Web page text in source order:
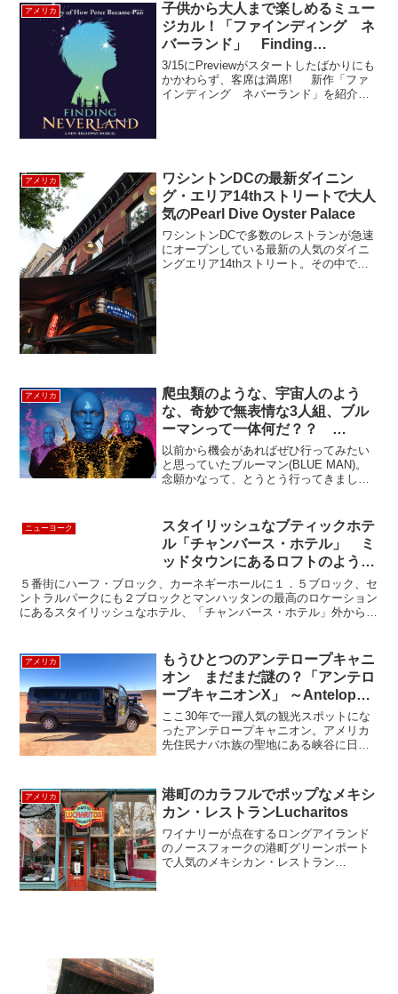
アメリカ
子供から大人まで楽しめるミュー
ジカル！「ファインディング ネ
バーランド」 Finding
Neverland
3/15にPreviewがスタートしたばかりにも
かかわらず、客席は満席! 新作「ファ
インディング ネバーランド」を紹介し
アメリカ
ワシントンDCの最新ダイニン
グ・エリア14thストリートで大人
気のPearl Dive Oyster Palace
ワシントンDCで多数のレストランが急速
にオープンしている最新の人気のダイニ
ングエリア14thストリート。その中で
アメリカ
爬虫類のような、宇宙人のよう
な、奇妙で無表情な3人組、ブル
ーマンって一体何だ？？
『BLUE MAN』 New York
以前から機会があればぜひ行ってみたい
と思っていたブルーマン(BLUE MAN)。
念願かなって、とうとう行ってきまし
してはじまり、イースト・ビレッジにあ
るアスター...
ニューヨーク
スタイリッシュなブティックホテ
ル「チャンバース・ホテル」 ミ
ッドタウンにあるロフトのよう
な”Chambers Hotel”
５番街にハーフ・ブロック、カーネギーホールに１．５ブロック、セ
ントラルパークにも２ブロックとマンハッタンの最高のロケーション
にあるスタイリッシュなホテル、「チャンバース・ホテル」外からは
アメリカ
もうひとつのアンテロープキャニ
オン まだまだ謎の？「アンテロ
ープキャニオンX」 ～Antelope
Canyon X～
ここ30年で一躍人気の観光スポットにな
ったアンテロープキャニオン。アメリカ
先住民ナバホ族の聖地にある峡谷に日が
の月日をかけ、風と水で浸食されてでき
た渓谷に流れ込んだ鉄砲...
アメリカ
港町のカラフルでポップなメキシ
カン・レストランLucharitos
ワイナリーが点在するロングアイランド
のノースフォークの港町グリーンポート
で人気のメキシカン・レストラン